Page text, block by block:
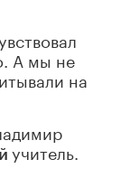
А мы не
на
учитель.